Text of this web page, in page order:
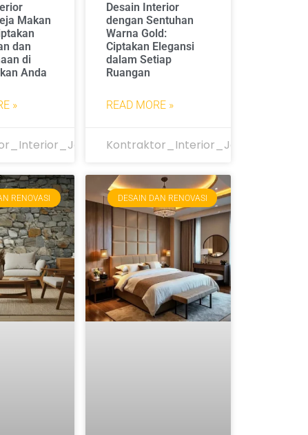
Makan
dan
di
Anda
»
Desain Interior
dengan Sentuhan
Warna Gold:
Ciptakan Elegansi
dalam Setiap
Ruangan
READ MORE »
Kontraktor_Interior_Jakarta
RENOVASI DESAIN DAN RENOVASI